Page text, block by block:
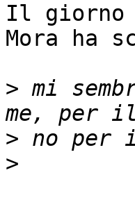
Il giorno
Mora ha
> mi
>
>